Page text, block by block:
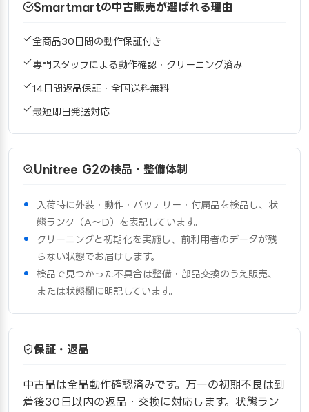
Smartmartの中古販売が選ばれる理由
全商品30日間の動作保証付き
専門スタッフによる動作確認・クリーニング済み
14日間返品保証・全国送料無料
最短即日発送対応
Unitree G2の検品・整備体制
入荷時に外装・動作・バッテリー・付属品を検品し、状
態ランク（A〜D）を表記しています。
クリーニングと初期化を実施し、前利用者のデータが残
らない状態でお届けします。
検品で見つかった不具合は整備・部品交換のうえ販売、
または状態欄に明記しています。
保証・返品
中古品は全品動作確認済みです。万一の初期不良は到
着後30日以内の返品・交換に対応します。状態ラン